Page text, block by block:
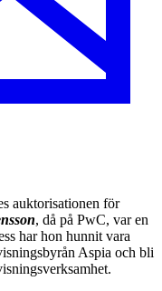
auktorisationen för
, då på PwC, var en
har hon hunnit vara
Aspia och bli